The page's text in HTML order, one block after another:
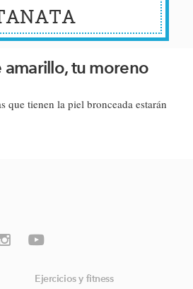
amarillo, tu moreno
que tienen la piel bronceada estarán
Ejercicios y fitness